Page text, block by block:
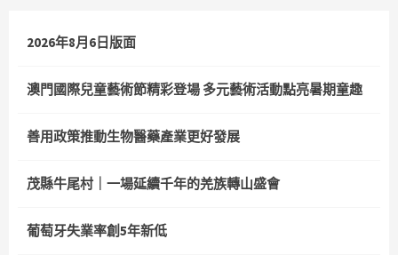
2026年8月6日版面
澳門國際兒童藝術節精彩登場 多元藝術活動點亮暑期童趣
善用政策推動生物醫藥產業更好發展
茂縣牛尾村｜一場延續千年的羌族轉山盛會
葡萄牙失業率創5年新低